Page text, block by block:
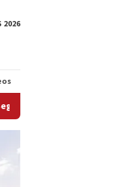
2026
Konvensional, Patroli